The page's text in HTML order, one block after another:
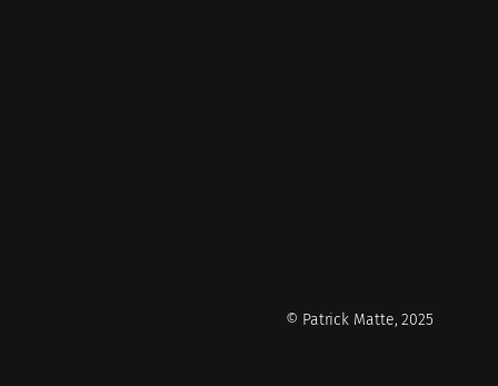
© Patrick Matte, 2025